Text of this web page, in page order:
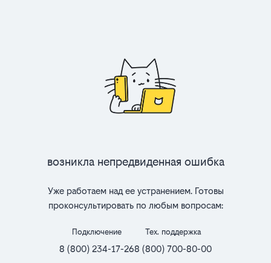
Возникла непредвиденная ошибка
Уже работаем над ее устранением. Готовы
проконсультировать по любым вопросам:
Подключение
8 (800) 234-17-26
Тех. поддержка
8 (800) 700-80-00